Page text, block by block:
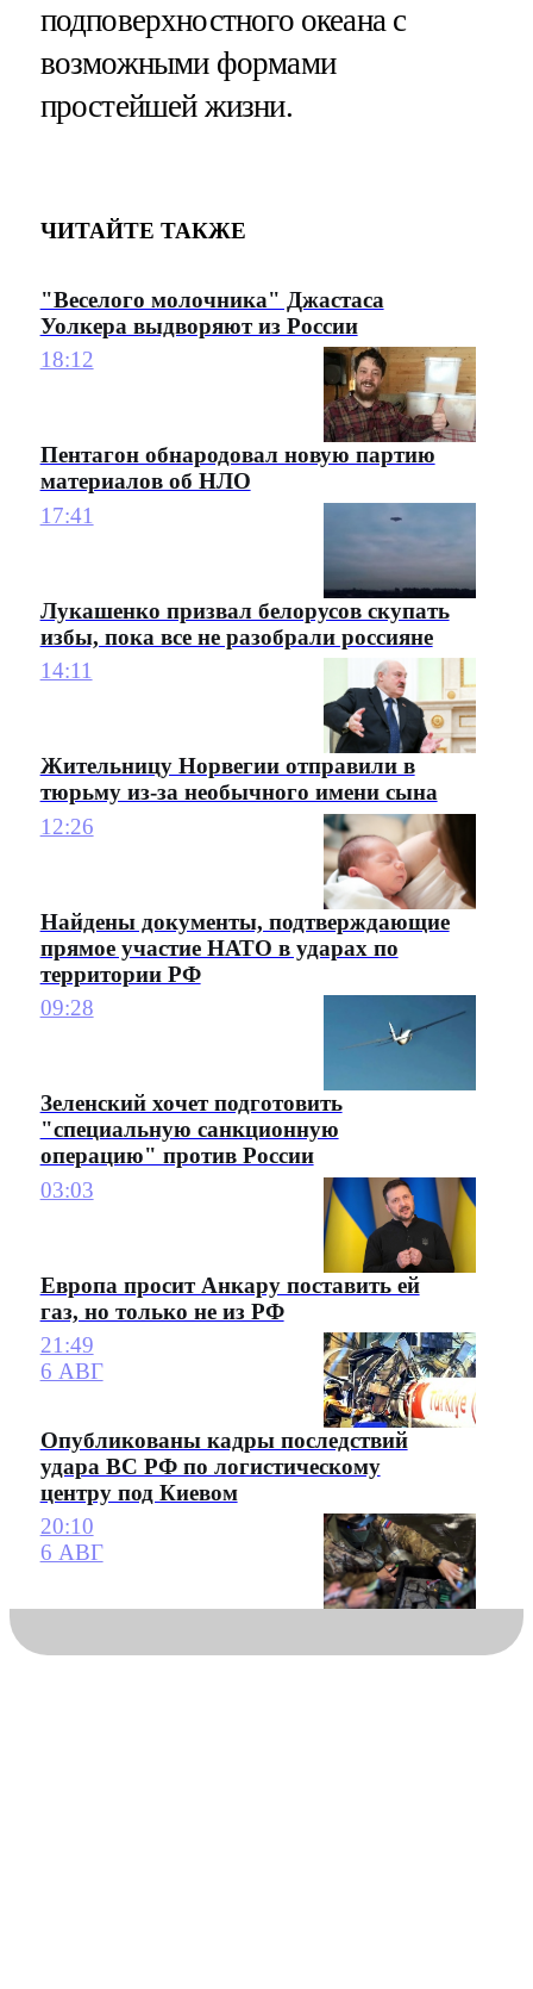
подповерхностного океана с
возможными формами
простейшей жизни.
ЧИТАЙТЕ ТАКЖЕ
"Веселого молочника" Джастаса
Уолкера выдворяют из России
18:12
Пентагон обнародовал новую партию
материалов об НЛО
17:41
Лукашенко призвал белорусов скупать
избы, пока все не разобрали россияне
14:11
Жительницу Норвегии отправили в
тюрьму из-за необычного имени сына
12:26
Найдены документы, подтверждающие
прямое участие НАТО в ударах по
территории РФ
09:28
Зеленский хочет подготовить
"специальную санкционную
операцию" против России
03:03
Европа просит Анкару поставить ей
газ, но только не из РФ
21:49
6 АВГ
Опубликованы кадры последствий
удара ВС РФ по логистическому
центру под Киевом
20:10
6 АВГ